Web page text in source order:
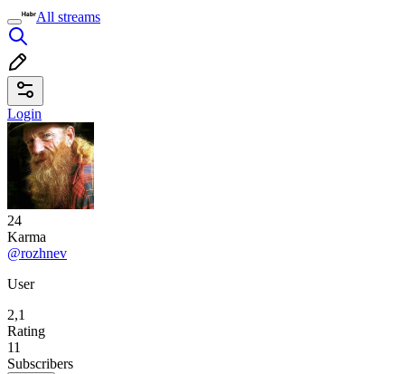
All streams
Login
24
Karma
@rozhnev
User
2,1
Rating
11
Subscribers